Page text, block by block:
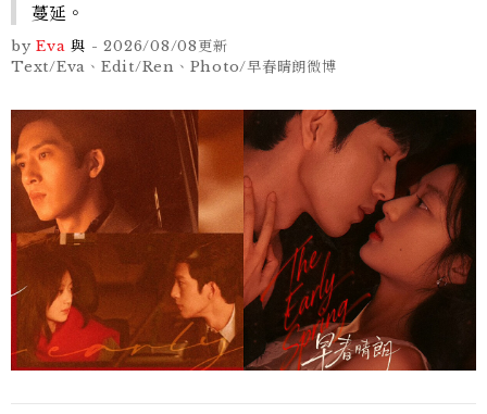
蔓延。
by Eva 與 -2026/08/08更新
Text/Eva、Edit/Ren、Photo/早春晴朗微博